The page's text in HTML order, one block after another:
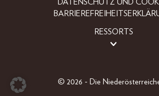
DATENSCHUTZ UND
RESSORTS
© 2026 - Die